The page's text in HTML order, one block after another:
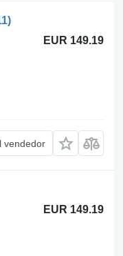
EUR 149.19
vendedor
EUR 149.19